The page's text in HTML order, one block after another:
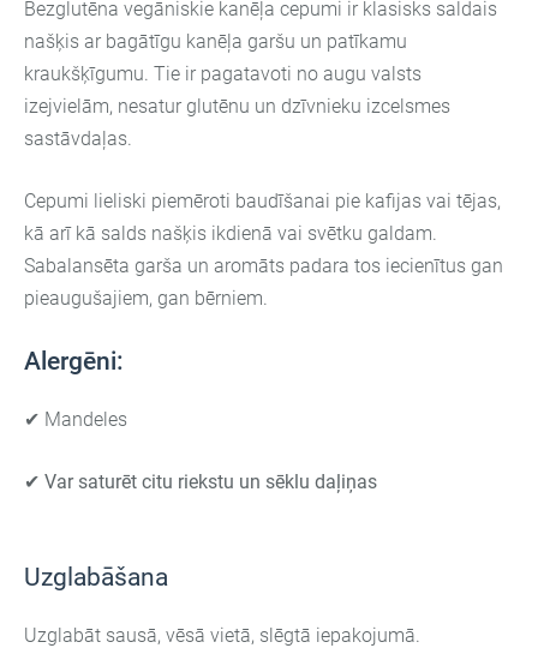
Bezglutēna vegāniskie kanēļa cepumi ir klasisks saldais
našķis ar bagātīgu kanēļa garšu un patīkamu
kraukšķīgumu. Tie ir pagatavoti no augu valsts
izejvielām, nesatur glutēnu un dzīvnieku izcelsmes
sastāvdaļas.
Cepumi lieliski piemēroti baudīšanai pie kafijas vai tējas,
kā arī kā salds našķis ikdienā vai svētku galdam.
Sabalansēta garša un aromāts padara tos iecienītus gan
pieaugušajiem, gan bērniem.
Alergēni:
✔ Mandeles
✔ Var saturēt citu riekstu un sēklu daļiņas
Uzglabāšana
Uzglabāt sausā, vēsā vietā, slēgtā iepakojumā.